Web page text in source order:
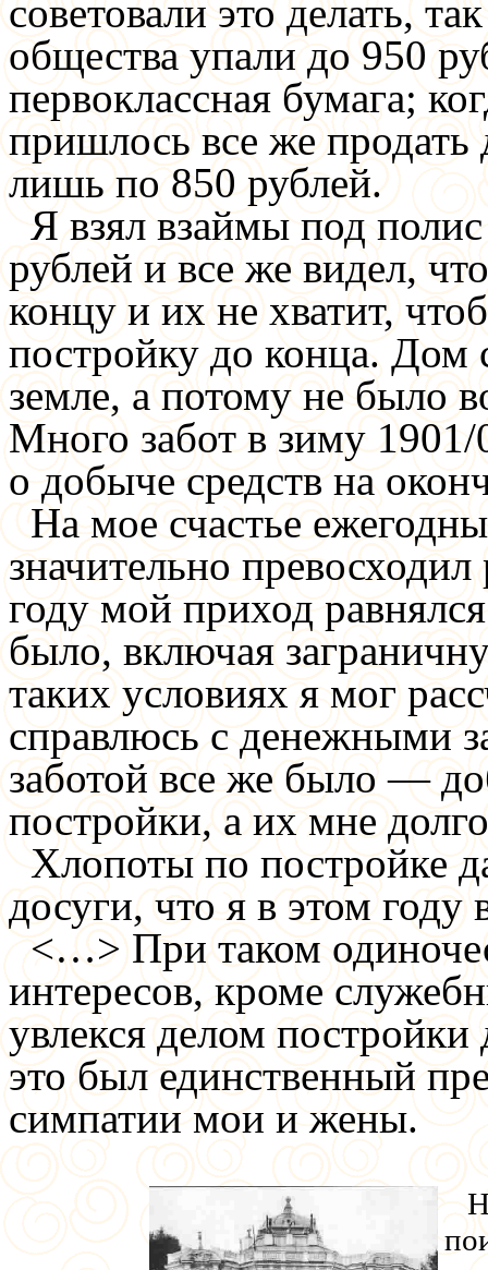
советовали это делать,
общества упали до 950
первоклассная бумага;
пришлось все же продать
лишь по 850 рублей.
Я взял взаймы под
рублей и все же видел,
концу и их не хватит,
постройку до конца. Дом
земле, а потому не было
Много забот в зиму 1901/
о добыче средств на
На мое счастье
значительно
году мой приход
было, включая
таких условиях я мог
справлюсь с денежными
заботой все же было —
постройки, а их мне
Хлопоты по постройке
досуги, что я в этом
<…> При таком
интересов, кроме
увлекся делом
это был единственный
симпатии мои и жены.